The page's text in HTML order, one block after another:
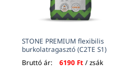
STONE PREMIUM flexibilis
burkolatragasztó (C2TE S1)
Bruttó ár:
6190 Ft/ zsák